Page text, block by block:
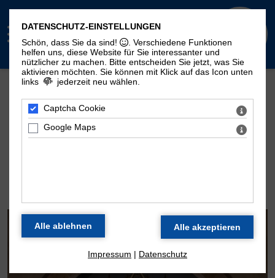
Mehr Seiten zum Thema "Moritzorgel":
Geschichte
Zeitstrahl
Disposition
Kontakt
DATENSCHUTZ-EINSTELLUNGEN
Schön, dass Sie da sind!
. Verschiedene Funktionen
helfen uns, diese Website für Sie interessanter und
nützlicher zu machen.
Bitte entscheiden Sie jetzt, was Sie
aktivieren möchten. Sie können mit Klick auf das Icon unten
links
jederzeit neu wählen.
Captcha Cookie
Google Maps
Impressum | Datenschutz